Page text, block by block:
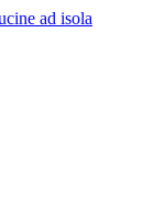
ad isola